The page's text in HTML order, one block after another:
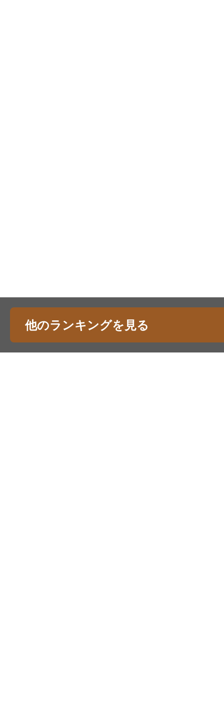
他のランキングを見る